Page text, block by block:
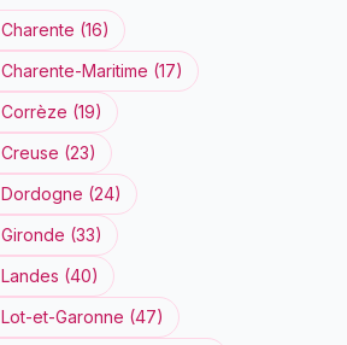
Charente (16)
Charente-Maritime (17)
Corrèze (19)
Creuse (23)
Dordogne (24)
Gironde (33)
Landes (40)
Lot-et-Garonne (47)